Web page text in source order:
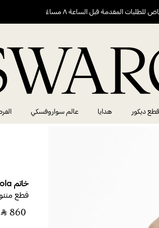
المقدمة قبل الساعة ٨ مساءً
قطع ديكور هدايا عالم سواروفسكي
خاتم Hyperbola
قطع
‎ ⃁ ⁦860⁩ ‎